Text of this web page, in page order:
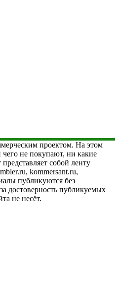
проектом. На этом
не покупают, ни какие
собой ленту
kommersant.ru,
публикуются без
достоверность публикуемых
не несёт.